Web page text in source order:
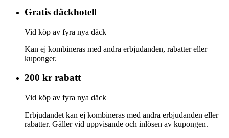
Gratis däckhotell
Vid köp av fyra nya däck
Kan ej kombineras med andra erbjudanden, rabatter eller
kuponger.
200 kr rabatt
Vid köp av fyra nya däck
Erbjudandet kan ej kombineras med andra erbjudanden eller
rabatter. Gäller vid uppvisande och inlösen av kupongen.